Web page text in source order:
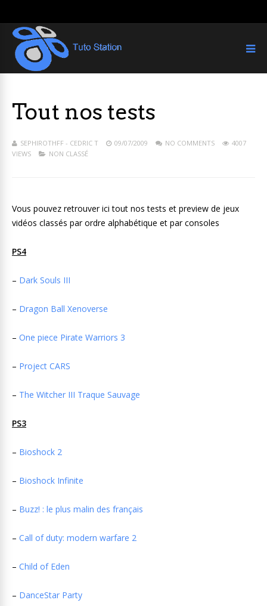
Tout nos tests
SEPHIROTHFF - CEDRIC T 09/07/2009 NO COMMENTS
4007
VIEWS
NON CLASSÉ
Vous pouvez retrouver ici tout nos tests et preview de jeux
vidéos classés par ordre alphabétique et par consoles
PS4
– Dark Souls III
– Dragon Ball Xenoverse
– One piece Pirate Warriors 3
– Project CARS
– The Witcher III Traque Sauvage
PS3
– Bioshock 2
– Bioshock Infinite
– Buzz! : le plus malin des français
– Call of duty: modern warfare 2
– Child of Eden
– DanceStar Party